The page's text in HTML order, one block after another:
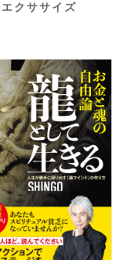
クササイズ